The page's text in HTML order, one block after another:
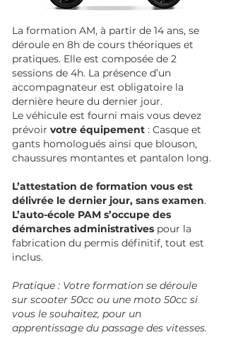
La formation AM, à partir de 14 ans, se
déroule en 8h de cours théoriques et
pratiques. Elle est composée de 2
sessions de 4h. La présence d’un
accompagnateur est obligatoire la
dernière heure du dernier jour.
Le véhicule est fourni mais vous devez
prévoir votre équipement : Casque et
gants homologués ainsi que blouson,
chaussures montantes et pantalon long.
L’attestation de formation vous est
délivrée le dernier jour, sans examen.
L’auto-école PAM s’occupe des
démarches administratives pour la
fabrication du permis définitif, tout est
inclus.
Pratique : Votre formation se déroule
sur scooter 50cc ou une moto 50cc si
vous le souhaitez, pour un
apprentissage du passage des vitesses.